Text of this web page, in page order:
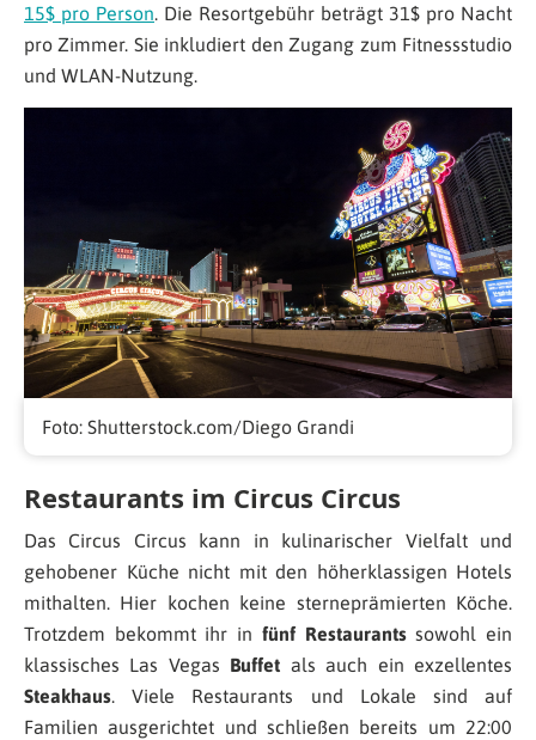
15$ pro Person . Die Resortgebühr beträgt 31$ pro Nacht
pro Zimmer. Sie inkludiert den Zugang zum Fitnessstudio
und WLAN-Nutzung.
Foto: Shutterstock.com/Diego Grandi
Restaurants im Circus Circus
Das Circus Circus kann in kulinarischer Vielfalt und
gehobener Küche nicht mit den höherklassigen Hotels
mithalten. Hier kochen keine sterneprämierten Köche.
Trotzdem bekommt ihr in fünf Restaurantssowohl ein
klassisches Las Vegas Buffet als auch ein exzellentes
Steakhaus. Viele Restaurants und Lokale sind auf
Familien ausgerichtet und schließen bereits um 22:00